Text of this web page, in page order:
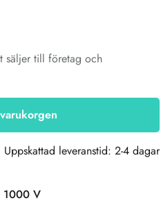
säljer till företag och
Uppskattad leveranstid: 2-4 dagar
1000 V